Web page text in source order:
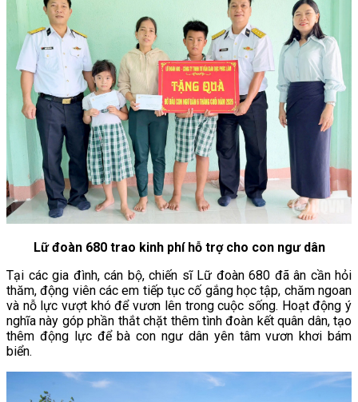
Lữ đoàn 680 trao kinh phí hỗ trợ cho con ngư dân
Tại các gia đình, cán bộ, chiến sĩ Lữ đoàn 680 đã ân cần hỏi
thăm, động viên các em tiếp tục cố gắng học tập, chăm ngoan
và nỗ lực vượt khó để vươn lên trong cuộc sống. Hoạt động ý
nghĩa này góp phần thắt chặt thêm tình đoàn kết quân dân, tạo
thêm động lực để bà con ngư dân yên tâm vươn khơi bám
biển.